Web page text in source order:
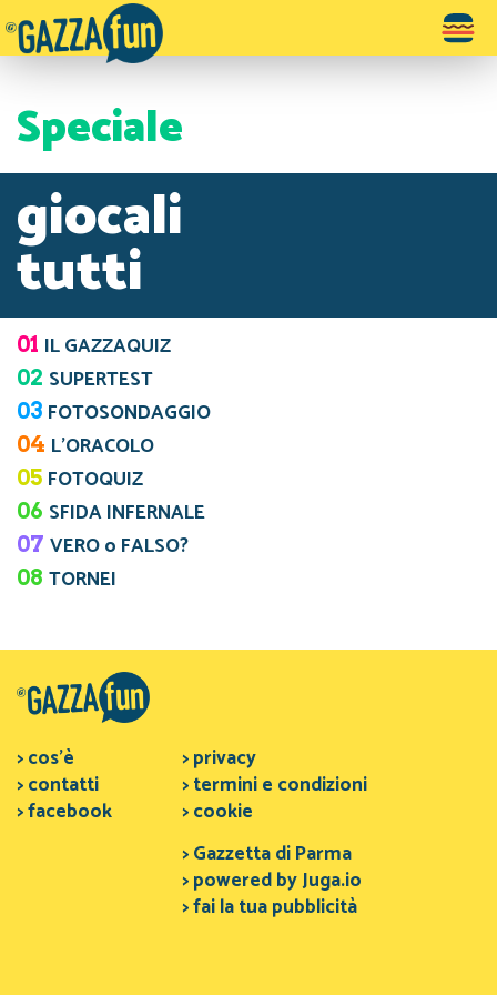
Toggle
Speciale
giocali
tutti
01 IL GAZZAQUIZ
02 SUPERTEST
03 FOTOSONDAGGIO
04 L’ORACOLO
05 FOTOQUIZ
06 SFIDA INFERNALE
07 VERO o FALSO?
08 TORNEI
> cos'è
> contatti
> facebook
> privacy
> termini e condizioni
> cookie
> Gazzetta di Parma
> powered by Juga.io
> fai la tua pubblicità